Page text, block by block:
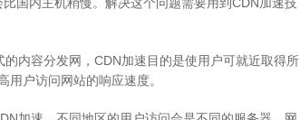
内容分发网，CDN加速目的是使用户可就近取得所
户访问网站的响应速度。